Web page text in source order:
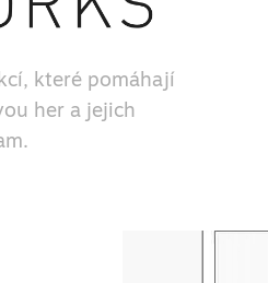
které pomáhají
her a jejich